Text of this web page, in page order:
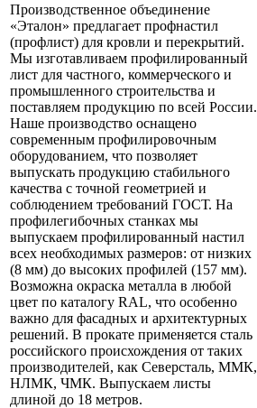
Производственное объединение
«Эталон» предлагает профнастил
(профлист) для кровли и перекрытий.
Мы изготавливаем профилированный
лист для частного, коммерческого и
промышленного строительства и
поставляем продукцию по всей России.
Наше производство оснащено
современным профилировочным
оборудованием, что позволяет
выпускать продукцию стабильного
качества с точной геометрией и
соблюдением требований ГОСТ. На
профилегибочных станках мы
выпускаем профилированный настил
всех необходимых размеров: от низких
(8 мм) до высоких профилей (157 мм).
Возможна окраска металла в любой
цвет по каталогу RAL, что особенно
важно для фасадных и архитектурных
решений. В прокате применяется сталь
российского происхождения от таких
производителей, как Северсталь, ММК,
НЛМК, ЧМК. Выпускаем листы
длиной до 18 метров.